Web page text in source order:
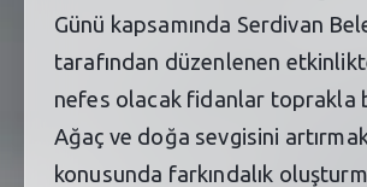
Günü kapsamında Serdivan
tarafından düzenlenen
nefes olacak fidanlar toprakla
Ağaç ve doğa sevgisini
konusunda farkındalık